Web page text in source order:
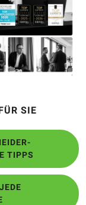
SIE
TIPPS